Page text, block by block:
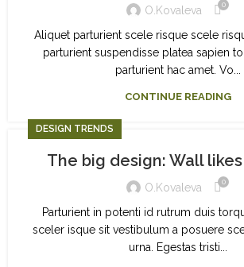
O.kovaleva 0
Aliquet parturient scele risque scele
parturient suspendisse platea sapien
parturient hac amet. Vo...
CONTINUE READING
DESIGN TRENDS
The big design: Wall
O.kovaleva 0
Parturient in potenti id rutrum duis
sceler isque sit vestibulum a posuere
urna. Egestas tristi...